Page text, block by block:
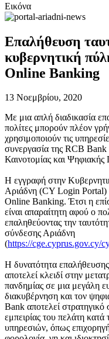
Εικόνα
Επαλήθευση
κυβερνητική
Online Banking
13 Νοεμβρίου, 2020
Με μια απλή διαδικασία
πολίτες μπορούν πλέον
χρησιμοποιούν τις
συνεργασία της RCB
Καινοτομίας και Ψηφιακής
Η εγγραφή στην
Αριάδνη (CY Login Portal)
Online Banking. Έτσι η
είναι απαραίτητη αφού ο
επαληθεύοντας την
σύνδεσης Αριάδνη
(https://cge.cyprus.gov.cy/
Η δυνατότητα
αποτελεί κλειδί στην
πανδημίας σε μια μεγάλη
διακυβέρνηση και τον
Bank αποτελεί
εμπειρίας του πελάτη
υπηρεσιών, όπως